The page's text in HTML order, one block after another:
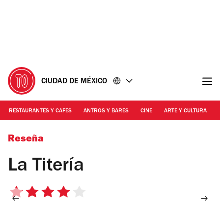
CIUDAD DE MÉXICO
RESTAURANTES Y CAFES ANTROS Y BARES CINE ARTE Y CULTURA
Foto: Noé Toledo
Reseña
La Titería
4